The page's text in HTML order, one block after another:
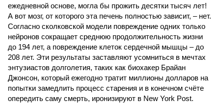
ежедневной основе, могла бы прожить десятки тысяч лет!
А вот мозг, от которого эта печень полностью зависит, – нет.
Согласно сколковской модели повреждение одних только
нейронов сокращает среднюю продолжительность жизни
до 194 лет, а повреждение клеток сердечной мышцы – до
208 лет. Эти результаты заставляют усомниться в мечтах
энтузиастов долголетия, таких как биохакер Брайан
Джонсон, который ежегодно тратит миллионы долларов на
попытки замедлить процесс старения и в конечном счёте
опередить саму смерть, иронизируют в New York Post.